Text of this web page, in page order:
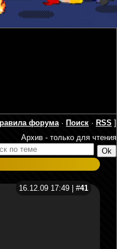
форума· Поиск · RSS ]
Архив - только для чтения
16.12.09 17:49 | #41